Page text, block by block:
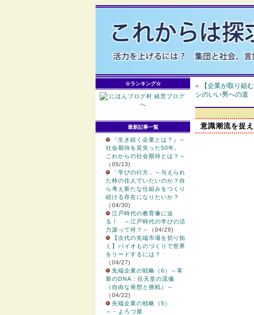
☆ランキング☆
最新記事一覧
『生き続く企業とは？』～
社会期待を見失った50年。
これからの社会期待とは？～
（05/13)
「学びの行方」～与えられ
た枠の住人でいたいのか？自
ら考え新たな仕組みをつくり
続ける存在になりたいか？
（04/30)
江戸時代の教育像に迫
る！ ～江戸時代の学びの活
力源って何？～
（04/29)
【次代の先端市場を切り拓
く】バイオものづくりで世界
をリードするには？
（04/27)
先端企業の戦略（6）～革
新のDNA：任天堂の流儀
（自由な発想と挑戦）～
（04/22)
先端企業の戦略（5）
～・よろづ屋
« 【企業が取り組
シのいい男への道
意識潮流を捉